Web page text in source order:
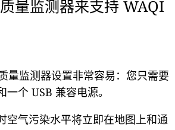
量监测器来支持 WAQI
量监测器设置非常容易：您只需要
个 USB 兼容电源。
空气污染水平将立即在地图上和通